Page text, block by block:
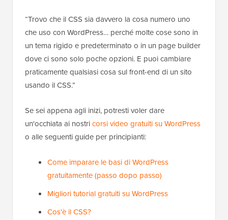
“Trovo che il CSS sia davvero la cosa numero uno
che uso con WordPress… perché molte cose sono in
un tema rigido e predeterminato o in un page builder
dove ci sono solo poche opzioni. E puoi cambiare
praticamente qualsiasi cosa sul front-end di un sito
usando il CSS.”
Se sei appena agli inizi, potresti voler dare
un'occhiata ai nostricorsi video gratuiti su WordPress
o alle seguenti guide per principianti:
Come imparare le basi di WordPress
gratuitamente (passo dopo passo)
Migliori tutorial gratuiti su WordPress
Cos'è il CSS?